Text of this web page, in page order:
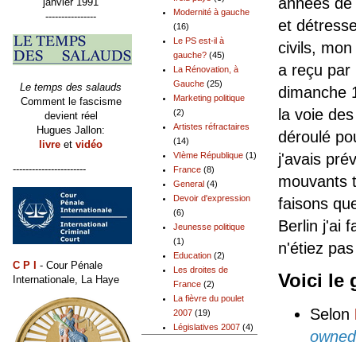
et
civils, mon
a reçu par
dimanche
la voie
déroulé
j'avais
mouvants
faisons
Berlin j'ai
n'étiez
Voici le
Selon
Modernité à gauche
(16)
Le PS est-il à
gauche? (45)
La Rénovation, à
Gauche (25)
Marketing politique
(2)
Artistes réfractaires
(14)
VIème République (1)
France (8)
General (4)
Devoir d'expression
(6)
Jeunesse politique
(1)
Education (2)
Les droites de
France (2)
La fièvre du poulet
2007 (19)
Législatives 2007 (4)
----------------
Le temps des salauds
Comment le fascisme
devient réel
Hugues Jallon:
livre et vidéo
-----------------------
C P I
- Cour Pénale
Internationale, La Haye